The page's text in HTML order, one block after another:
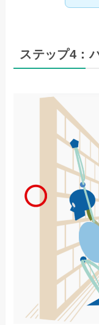
ステップ4：